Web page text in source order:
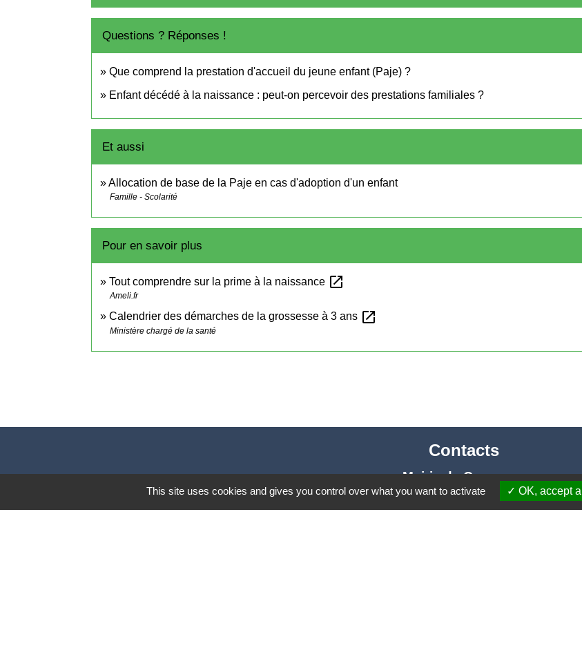
Questions ? Réponses !
Que comprend la prestation d'accueil du jeune enfant (Paje) ?
Enfant décédé à la naissance : peut-on percevoir des prestations familiales ?
Et aussi
Allocation de base de la Paje en cas d'adoption d'un enfant
Famille - Scolarité
Pour en savoir plus
Tout comprendre sur la prime à la naissance open_in_new
Ameli.fr
Calendrier des démarches de la grossesse à 3 ans open_in_new
Ministère chargé de la santé
Contacts
Mairie de Cormeray
1, RUE DE LA BUISSONNIERE
This site uses cookies and gives you control over what you want to activate OK, accept all